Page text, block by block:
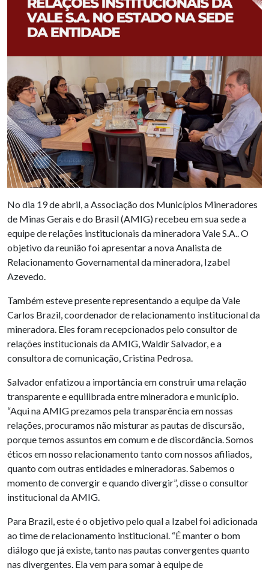
No dia 19 de abril, a Associação dos Municípios Mineradores
de Minas Gerais e do Brasil (AMIG) recebeu em sua sede a
equipe de relações institucionais da mineradora Vale S.A.. O
objetivo da reunião foi apresentar a nova Analista de
Relacionamento Governamental da mineradora, Izabel
Azevedo.
Também esteve presente representando a equipe da Vale
Carlos Brazil, coordenador de relacionamento institucional da
mineradora. Eles foram recepcionados pelo consultor de
relações institucionais da AMIG, Waldir Salvador, e a
consultora de comunicação, Cristina Pedrosa.
Salvador enfatizou a importância em construir uma relação
transparente e equilibrada entre mineradora e município.
“Aqui na AMIG prezamos pela transparência em nossas
relações, procuramos não misturar as pautas de discursão,
porque temos assuntos em comum e de discordância. Somos
éticos em nosso relacionamento tanto com nossos afiliados,
quanto com outras entidades e mineradoras. Sabemos o
momento de convergir e quando divergir”, disse o consultor
institucional da AMIG.
Para Brazil, este é o objetivo pelo qual a Izabel foi adicionada
ao time de relacionamento institucional. “É manter o bom
diálogo que já existe, tanto nas pautas convergentes quanto
nas divergentes. Ela vem para somar à equipe de